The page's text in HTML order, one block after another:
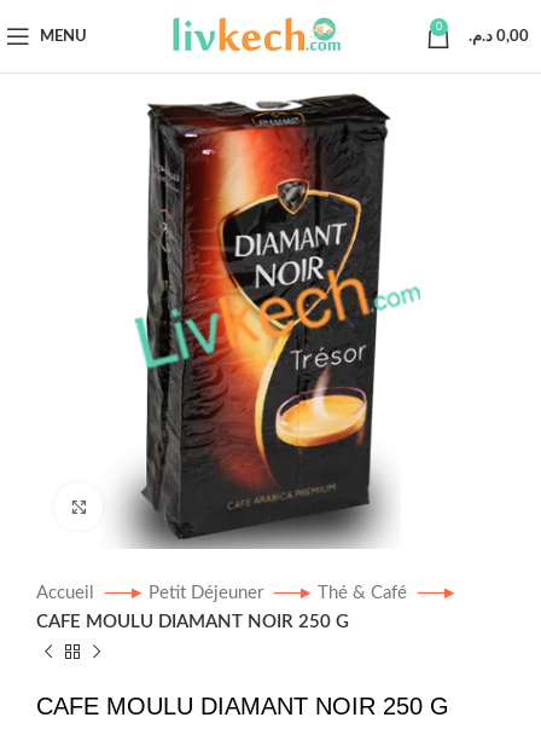
MENU
0
0,00 د.م.
Click to enlarge
Accueil Petit Déjeuner
Thé & Café
CAFE MOULU DIAMANT NOIR 250 G
CAFE MOULU DIAMANT NOIR 250 G